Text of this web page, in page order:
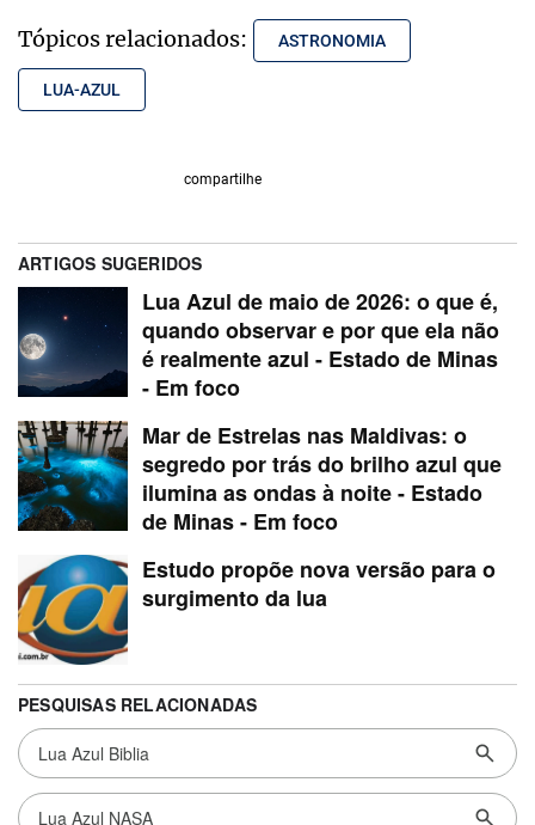
Tópicos relacionados: ASTRONOMIA
LUA-AZUL
compartilhe